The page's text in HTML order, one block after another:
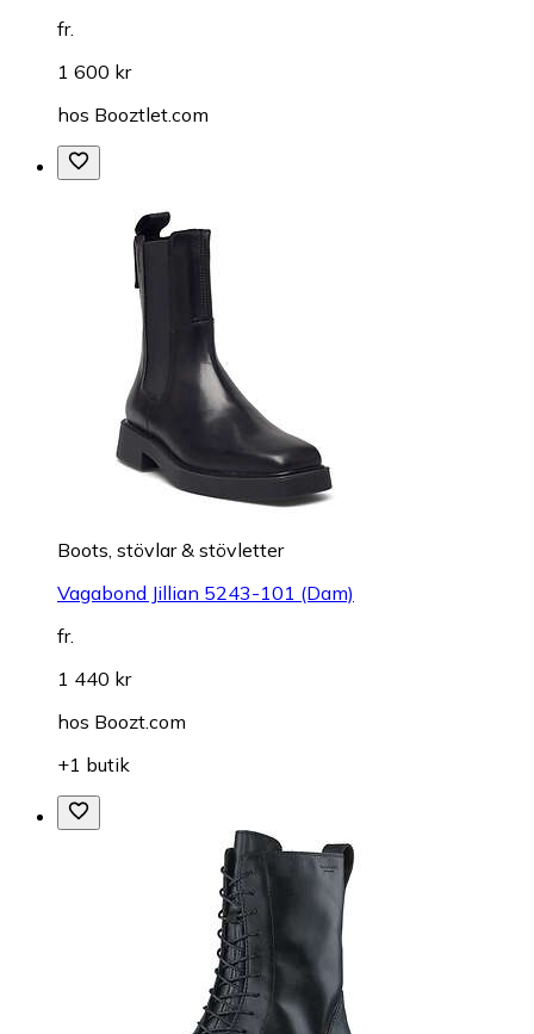
fr.
1 600 kr
hos Booztlet.com
Boots, stövlar & stövletter
Vagabond Jillian 5243-101 (Dam)
fr.
1 440 kr
hos Boozt.com
+1 butik